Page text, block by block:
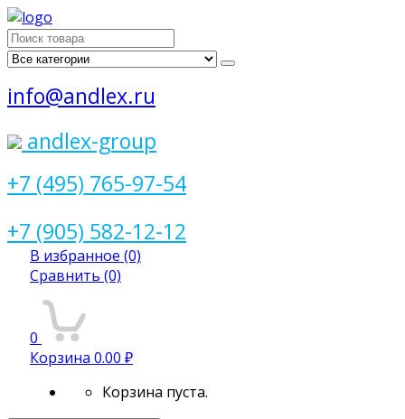
Поиск
для:
info@andlex.ru
andlex-group
+7 (495) 765-97-54
+7 (905) 582-12-12
В избранное (0)
Сравнить (0)
0
Корзина 0.00 ₽
Корзина пуста.